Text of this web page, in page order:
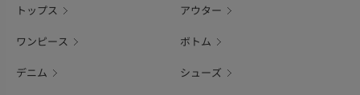
トップス アウター
ワンピース ボトム
デニム シューズ